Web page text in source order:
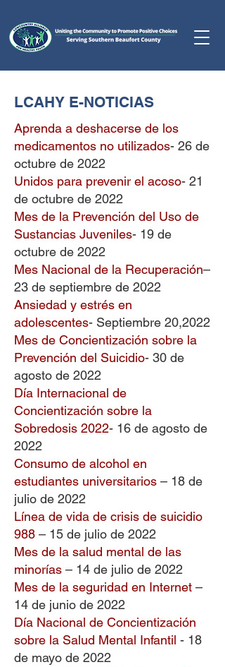
LCAHY E-NOTICIAS
Aprenda a deshacerse de los
medicamentos no utilizados- 26 de
octubre de 2022
Unidos para prevenir el acoso- 21
de octubre de 2022
Mes de la Prevención del Uso de
Sustancias Juveniles- 19 de
octubre de 2022
Mes Nacional de la Recuperación–
23 de septiembre de 2022
Ansiedad y estrés en
adolescentes- Septiembre 20,2022
Mes de Concientización sobre la
Prevención del Suicidio- 30 de
agosto de 2022
Día Internacional de
Concientización sobre la
Sobredosis 2022- 16 de agosto de
2022
Consumo de alcohol en
estudiantes universitarios – 18 de
julio de 2022
Línea de vida de crisis de suicidio
988 – 15 de julio de 2022
Mes de la salud mental de las
minorías – 14 de julio de 2022
Mes de la seguridad en Internet –
14 de junio de 2022
Día Nacional de Concientización
sobre la Salud Mental Infantil - 18
de mayo de 2022